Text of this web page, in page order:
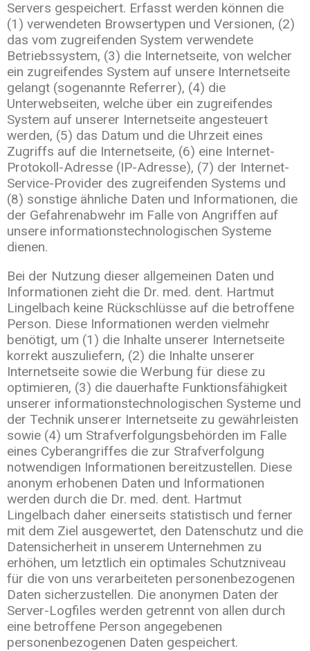
Servers gespeichert. Erfasst werden können die
(1) verwendeten Browsertypen und Versionen, (2)
das vom zugreifenden System verwendete
Betriebssystem, (3) die Internetseite, von welcher
ein zugreifendes System auf unsere Internetseite
gelangt (sogenannte Referrer), (4) die
Unterwebseiten, welche über ein zugreifendes
System auf unserer Internetseite angesteuert
werden, (5) das Datum und die Uhrzeit eines
Zugriffs auf die Internetseite, (6) eine Internet-
Protokoll-Adresse (IP-Adresse), (7) der Internet-
Service-Provider des zugreifenden Systems und
(8) sonstige ähnliche Daten und Informationen, die
der Gefahrenabwehr im Falle von Angriffen auf
unsere informationstechnologischen Systeme
dienen.
Bei der Nutzung dieser allgemeinen Daten und
Informationen zieht die Dr. med. dent. Hartmut
Lingelbach keine Rückschlüsse auf die betroffene
Person. Diese Informationen werden vielmehr
benötigt, um (1) die Inhalte unserer Internetseite
korrekt auszuliefern, (2) die Inhalte unserer
Internetseite sowie die Werbung für diese zu
optimieren, (3) die dauerhafte Funktionsfähigkeit
unserer informationstechnologischen Systeme und
der Technik unserer Internetseite zu gewährleisten
sowie (4) um Strafverfolgungsbehörden im Falle
eines Cyberangriffes die zur Strafverfolgung
notwendigen Informationen bereitzustellen. Diese
anonym erhobenen Daten und Informationen
werden durch die Dr. med. dent. Hartmut
Lingelbach daher einerseits statistisch und ferner
mit dem Ziel ausgewertet, den Datenschutz und die
Datensicherheit in unserem Unternehmen zu
erhöhen, um letztlich ein optimales Schutzniveau
für die von uns verarbeiteten personenbezogenen
Daten sicherzustellen. Die anonymen Daten der
Server-Logfiles werden getrennt von allen durch
eine betroffene Person angegebenen
personenbezogenen Daten gespeichert.